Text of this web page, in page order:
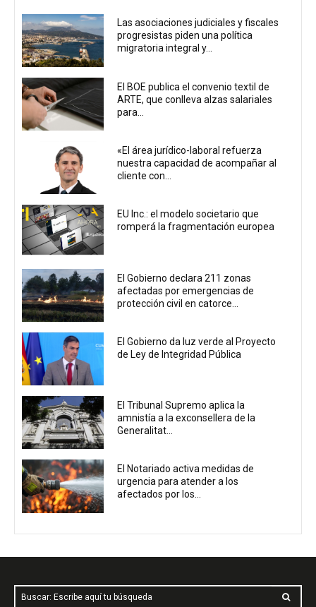
Las asociaciones judiciales y fiscales
progresistas piden una política
migratoria integral y...
El BOE publica el convenio textil de
ARTE, que conlleva alzas salariales
para...
«El área jurídico-laboral refuerza
nuestra capacidad de acompañar al
cliente con...
EU Inc.: el modelo societario que
romperá la fragmentación europea
El Gobierno declara 211 zonas
afectadas por emergencias de
protección civil en catorce...
El Gobierno da luz verde al Proyecto
de Ley de Integridad Pública
El Tribunal Supremo aplica la
amnistía a la exconsellera de la
Generalitat...
El Notariado activa medidas de
urgencia para atender a los
afectados por los...
Buscar: Escribe aquí tu búsqueda